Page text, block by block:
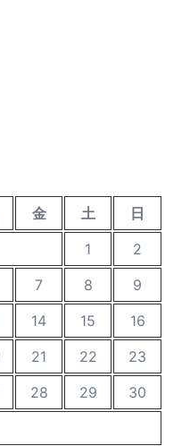
金 土
日
1
2
7 8
9
14 15
16
21 22
23
28 29
30